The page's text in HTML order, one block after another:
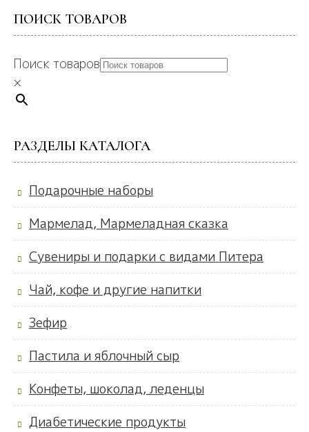
ПОИСК ТОВАРОВ
Поиск товаров
×
РАЗДЕЛЫ КАТАЛОГА
Подарочные наборы
Мармелад, Мармеладная сказка
Сувениры и подарки с видами Питера
Чай, кофе и другие напитки
Зефир
Пастила и яблочный сыр
Конфеты, шоколад, леденцы
Диабетические продукты